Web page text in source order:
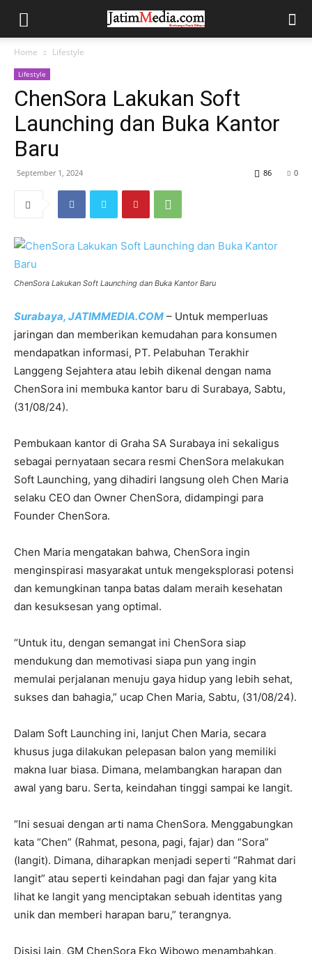
Home Lifestyle
Lifestyle
ChenSora Lakukan Soft
Launching dan Buka Kantor
Baru
September 1, 2024 0
86
ChenSora Lakukan Soft Launching dan Buka Kantor Baru
Surabaya, JATIMMEDIA.COM – Untuk memperluas
jaringan dan memberikan kemudahan para konsumen
mendapatkan informasi, PT. Pelabuhan Terakhir
Langgeng Sejahtera atau lebih dikenal dengan nama
ChenSora ini membuka kantor baru di Surabaya, Sabtu,
(31/08/24).
Pembukaan kantor di Graha SA Surabaya ini sekaligus
sebagai pernyataan secara resmi ChenSora melakukan
Soft Launching, yang dihadiri langsung oleh Chen Maria
selaku CEO dan Owner ChenSora, didampingi para
Founder ChenSora.
Chen Maria mengatakan bahwa, ChenSora ingin
menginspirasi masyarakat untuk mengeksplorasi potensi
dan kemungkinan tanpa batas dalam meraih kesehatan
dan kesuksesan yang optimal.
“Untuk itu, dengan semangat ini ChenSora siap
mendukung dan memotivasi siapa pun yang ingin
memulai perjalanan menuju gaya hidup yang lebih sehat,
sukses dan bahagia,” ucap Chen Maria, Sabtu, (31/08/24).
Dalam Soft Launching ini, lanjut Chen Maria, secara
khusus juga dilakukan pelepasan balon yang memiliki
makna luar biasa. Dimana, melambangkan harapan dan
awal yang baru. Serta, keindahan tinggi sampai ke langit.
“Ini sesuai dengan arti nama ChenSora. Menggabungkan
kata “Chen” (Rahmat, pesona, pagi, fajar) dan “Sora”
(langit). Dimana, diharapkan menjadi seperti “Rahmat dari
langit” atau seperti keindahan pagi dan fajar yang kita
lihat ke langit yang menciptakan sebuah identitas yang
unik dan memberi harapan baru,” terangnya.
Disisi lain, GM ChenSora Eko Wibowo menambahkan,